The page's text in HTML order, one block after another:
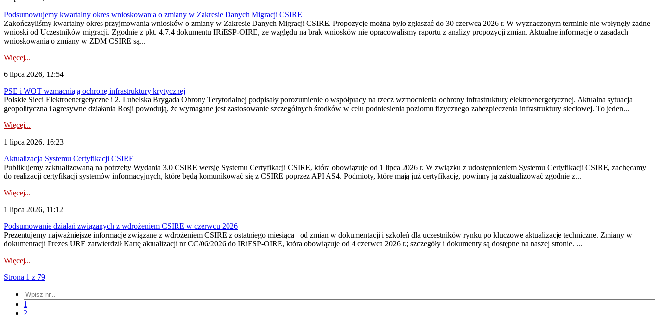
Podsumowujemy kwartalny okres wnioskowania o zmiany w Zakresie Danych Migracji CSIRE
Zakończyliśmy kwartalny okres przyjmowania wniosków o zmiany w Zakresie Danych Migracji CSIRE. Propozycje można było zgłaszać do 30 czerwca 2026 r. W wyznaczonym terminie nie wpłynęły żadne
wnioski od Uczestników migracji. Zgodnie z pkt. 4.7.4 dokumentu IRiESP-OIRE, ze względu na brak wniosków nie opracowaliśmy raportu z analizy propozycji zmian. Aktualne informacje o zasadach
wnioskowania o zmiany w ZDM CSIRE są...
Więcej...
6 lipca 2026, 12:54
PSE i WOT wzmacniają ochronę infrastruktury krytycznej
Polskie Sieci Elektroenergetyczne i 2. Lubelska Brygada Obrony Terytorialnej podpisały porozumienie o współpracy na rzecz wzmocnienia ochrony infrastruktury elektroenergetycznej. Aktualna sytuacja
geopolityczna i agresywne działania Rosji powodują, że wymagane jest zastosowanie szczególnych środków w celu podniesienia poziomu fizycznego zabezpieczenia infrastruktury sieciowej. To jeden...
Więcej...
1 lipca 2026, 16:23
Aktualizacja Systemu Certyfikacji CSIRE
Publikujemy zaktualizowaną na potrzeby Wydania 3.0 CSIRE wersję Systemu Certyfikacji CSIRE, która obowiązuje od 1 lipca 2026 r. W związku z udostępnieniem Systemu Certyfikacji CSIRE, zachęcamy
do realizacji certyfikacji systemów informacyjnych, które będą komunikować się z CSIRE poprzez API AS4. Podmioty, które mają już certyfikację, powinny ją zaktualizować zgodnie z...
Więcej...
1 lipca 2026, 11:12
Podsumowanie działań związanych z wdrożeniem CSIRE w czerwcu 2026
Prezentujemy najważniejsze informacje związane z wdrożeniem CSIRE z ostatniego miesiąca –od zmian w dokumentacji i szkoleń dla uczestników rynku po kluczowe aktualizacje techniczne. Zmiany w
dokumentacji Prezes URE zatwierdził Kartę aktualizacji nr CC/06/2026 do IRiESP‑OIRE, która obowiązuje od 4 czerwca 2026 r.; szczegóły i dokumenty są dostępne na naszej stronie. ...
Więcej...
Strona 1 z 79
1
2